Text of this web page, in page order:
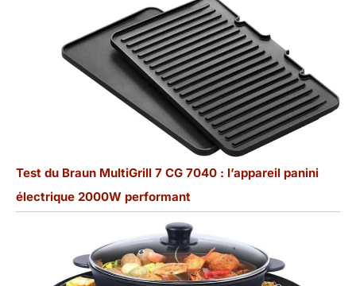
Test du Braun MultiGrill 7 CG 7040 : l’appareil panini
électrique 2000W performant